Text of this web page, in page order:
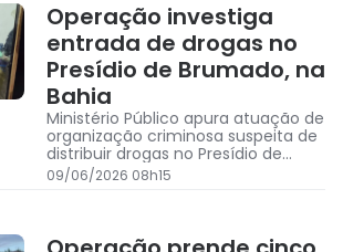
Operação investiga
entrada de drogas no
Presídio de Brumado, na
Bahia
Ministério Público apura atuação de
organização criminosa suspeita de
distribuir drogas no Presídio de
Brumado
09/06/2026 08h15